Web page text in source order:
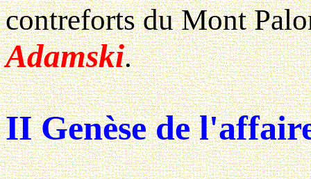
contreforts du Mont
Adamski.
II Genèse de